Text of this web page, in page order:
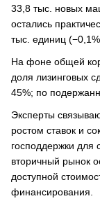
33,8 тыс. новых
остались
тыс. единиц
На фоне общей
доля лизинговых
45%; по
Эксперты
ростом ставок и
господдержки для
вторичный рынок
доступной
финансирования.